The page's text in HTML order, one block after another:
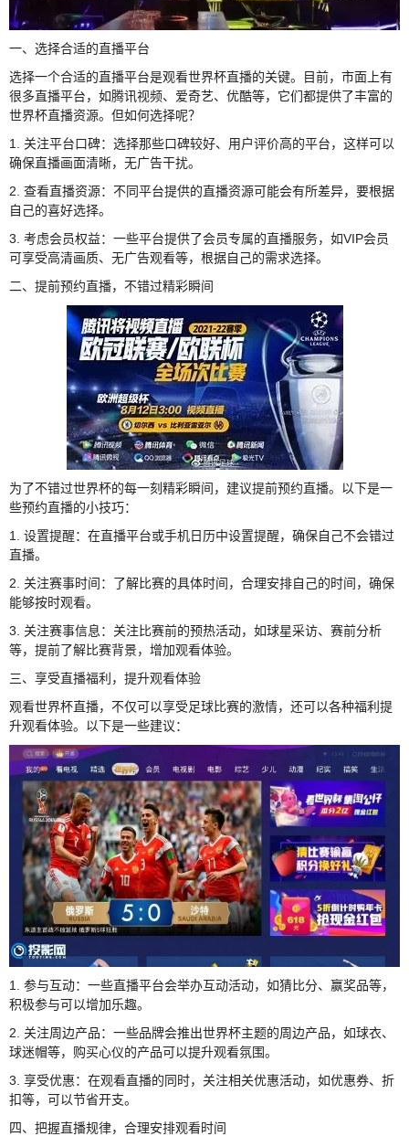
一、选择合适的直播平台
选择一个合适的直播平台是观看世界杯直播的关键。目前，市面上有
很多直播平台，如腾讯视频、爱奇艺、优酷等，它们都提供了丰富的
世界杯直播资源。但如何选择呢？
1. 关注平台口碑：选择那些口碑较好、用户评价高的平台，这样可以
确保直播画面清晰，无广告干扰。
2. 查看直播资源：不同平台提供的直播资源可能会有所差异，要根据
自己的喜好选择。
3. 考虑会员权益：一些平台提供了会员专属的直播服务，如VIP会员
可享受高清画质、无广告观看等，根据自己的需求选择。
二、提前预约直播，不错过精彩瞬间
为了不错过世界杯的每一刻精彩瞬间，建议提前预约直播。以下是一
些预约直播的小技巧：
1. 设置提醒：在直播平台或手机日历中设置提醒，确保自己不会错过
直播。
2. 关注赛事时间：了解比赛的具体时间，合理安排自己的时间，确保
能够按时观看。
3. 关注赛事信息：关注比赛前的预热活动，如球星采访、赛前分析
等，提前了解比赛背景，增加观看体验。
三、享受直播福利，提升观看体验
观看世界杯直播，不仅可以享受足球比赛的激情，还可以各种福利提
升观看体验。以下是一些建议：
1. 参与互动：一些直播平台会举办互动活动，如猜比分、赢奖品等，
积极参与可以增加乐趣。
2. 关注周边产品：一些品牌会推出世界杯主题的周边产品，如球衣、
球迷帽等，购买心仪的产品可以提升观看氛围。
3. 享受优惠：在观看直播的同时，关注相关优惠活动，如优惠券、折
扣等，可以节省开支。
四、把握直播规律，合理安排观看时间